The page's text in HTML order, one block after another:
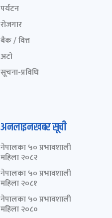
पर्यटन
रोजगार
बैंक / वित्त
अटो
सूचना-प्रविधि
अनलाइनखबर सूची
नेपालका ५० प्रभावशाली
महिला २०८२
नेपालका ५० प्रभावशाली
महिला २०८१
नेपालका ५० प्रभावशाली
महिला २०८०